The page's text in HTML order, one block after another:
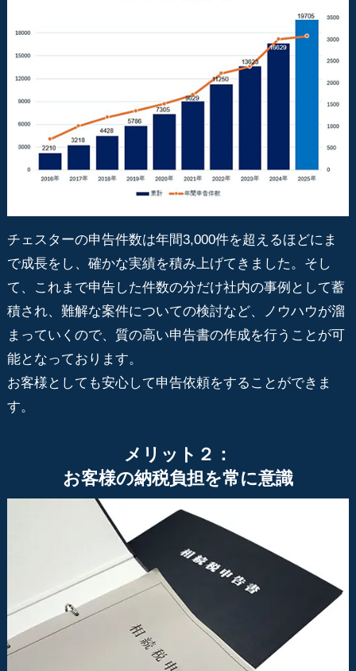
チェスターの申告件数は年間3,000件を超えるほどにま
で成長をし、確かな実績を積み上げてきました。そし
て、これまで申告した件数の分だけ社内の事例として蓄
積され、難解な案件についての検討など、ノウハウが溜
まっていくので、質の高い申告書の作成を行うことが可
能となっております。
お客様としても安心して申告依頼をすることができま
す。
メリット２：
お客様の納税負担を常に意識